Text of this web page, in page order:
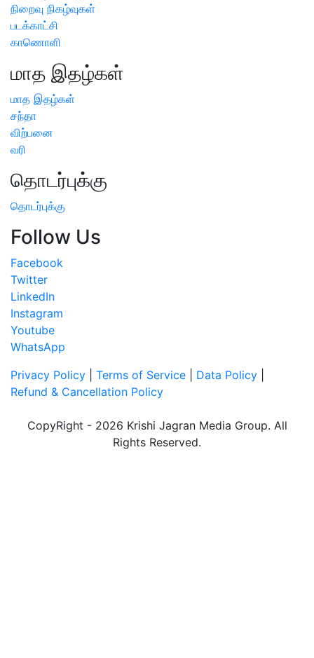
நிறைவு நிகழ்வுகள்
படக்காட்சி
காணொளி
மாத இதழ்கள்
மாத இதழ்கள்
சந்தா
விற்பனை
வரி
தொடர்புக்கு
தொடர்புக்கு
Follow Us
Facebook
Twitter
LinkedIn
Instagram
Youtube
WhatsApp
Privacy Policy
Terms of Service Data Policy
Refund & Cancellation Policy
CopyRight - 2026 Krishi Jagran Media Group. All
Rights Reserved.